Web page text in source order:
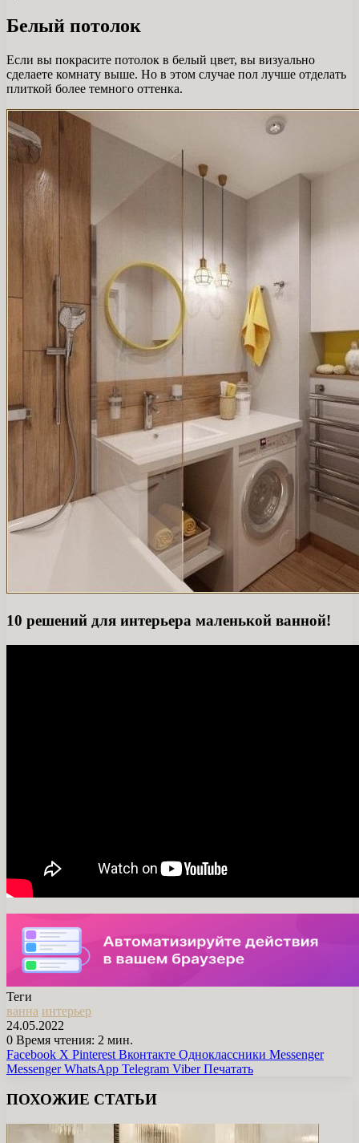
Белый потолок
Если вы покрасите потолок в белый цвет, вы визуально
сделаете комнату выше. Но в этом случае пол лучше отделать
плиткой более темного оттенка.
10 решений для интерьера маленькой ванной!
Теги
ванна интерьер
24.05.2022
0 Время чтения: 2 мин.
Facebook X Pinterest Вконтакте Одноклассники Messenger
Messenger WhatsApp Telegram Viber Печатать
ПОХОЖИЕ СТАТЬИ